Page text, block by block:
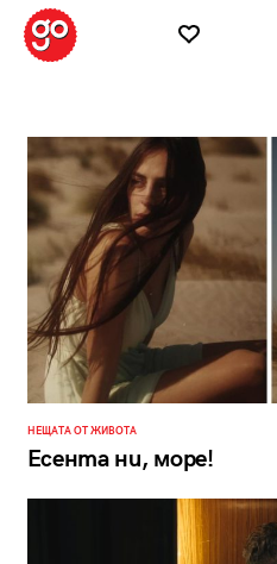
НЕЩАТА ОТ ЖИВОТА
Есента ни, море!